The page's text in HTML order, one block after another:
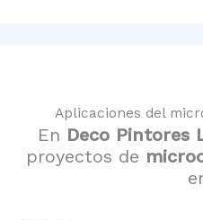
Aplicaciones del
En Deco Pintores
proyectos de